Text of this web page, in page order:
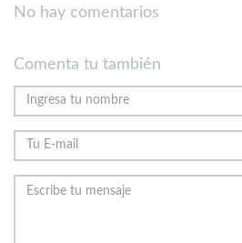
No hay comentarios
Comenta tu también